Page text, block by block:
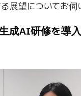
展望についてお伺
成AI研修を導